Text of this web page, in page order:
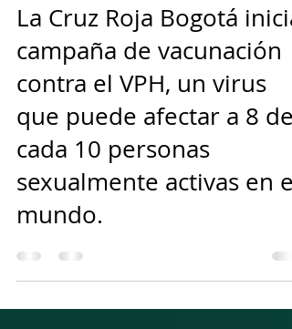
20 ago 2025
2 min de lectura
La Cruz Roja Bogotá inicia
campaña de vacunación
contra el VPH, un virus
que puede afectar a 8 de
cada 10 personas
sexualmente activas en el
mundo.